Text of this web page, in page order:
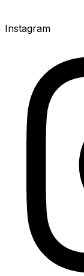
Instagram